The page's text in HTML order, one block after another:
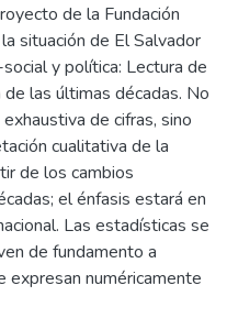
de la Fundación
situación de El Salvador
y política: Lectura de
las últimas décadas. No
de cifras, sino
cualitativa de la
de los cambios
el énfasis estará en
Las estadísticas se
de fundamento a
expresan numéricamente